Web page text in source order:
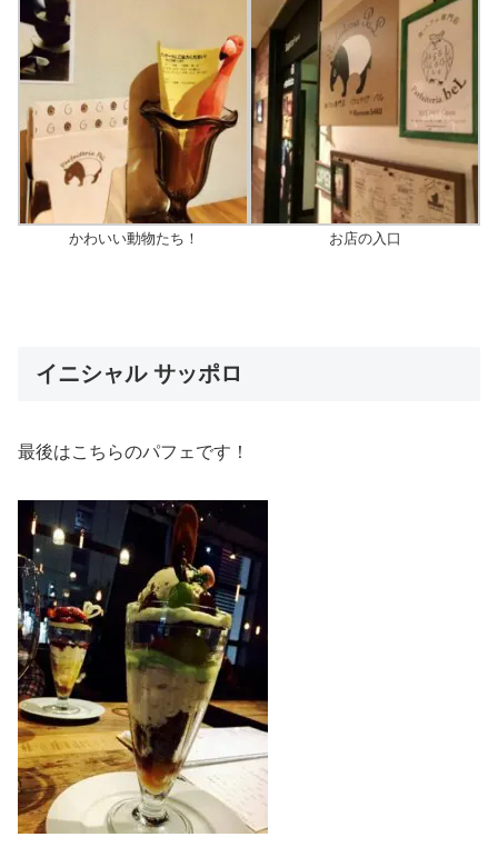
かわいい動物たち！ お店の入口
イニシャル サッポロ
最後はこちらのパフェです！